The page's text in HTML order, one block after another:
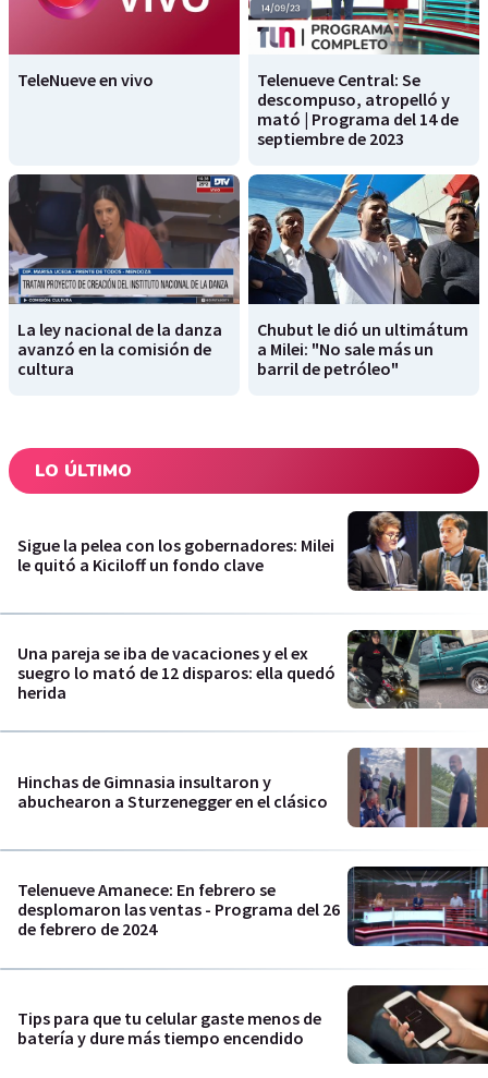
TeleNueve en vivo
Telenueve Central: Se
descompuso, atropelló y
mató | Programa del 14 de
septiembre de 2023
La ley nacional de la danza
avanzó en la comisión de
cultura
Chubut le dió un ultimátum
a Milei: "No sale más un
barril de petróleo"
LO ÚLTIMO
Sigue la pelea con los gobernadores: Milei
le quitó a Kiciloff un fondo clave
Una pareja se iba de vacaciones y el ex
suegro lo mató de 12 disparos: ella quedó
herida
Hinchas de Gimnasia insultaron y
abuchearon a Sturzenegger en el clásico
Telenueve Amanece: En febrero se
desplomaron las ventas - Programa del 26
de febrero de 2024
Tips para que tu celular gaste menos de
batería y dure más tiempo encendido